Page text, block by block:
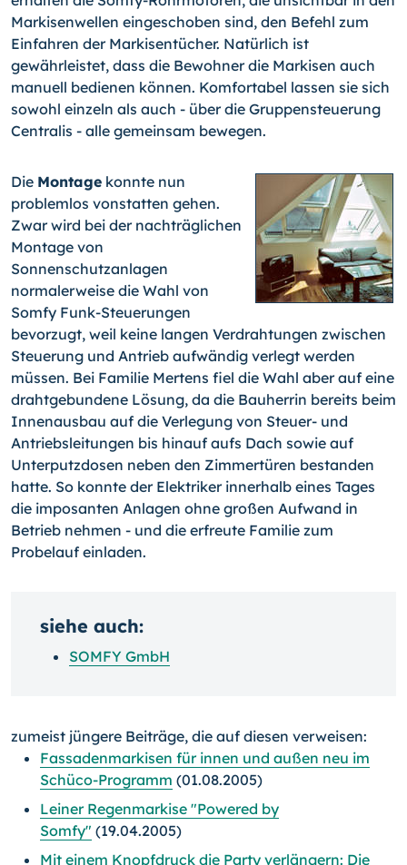
Markisenwellen eingeschoben sind, den Befehl zum
Einfahren der Markisentücher. Natürlich ist
gewährleistet, dass die Bewohner die Markisen auch
manuell bedienen können. Komfortabel lassen sie sich
sowohl einzeln als auch - über die Gruppensteuerung
Centralis - alle gemeinsam bewegen.
Die Montage konnte nun
problemlos vonstatten gehen.
Zwar wird bei der nachträglichen
Montage von
Sonnenschutzanlagen
normalerweise die Wahl von
Somfy Funk-Steuerungen
bevorzugt, weil keine langen Verdrahtungen zwischen
Steuerung und Antrieb aufwändig verlegt werden
müssen. Bei Familie Mertens fiel die Wahl aber auf eine
drahtgebundene Lösung, da die Bauherrin bereits beim
Innenausbau auf die Verlegung von Steuer- und
Antriebsleitungen bis hinauf aufs Dach sowie auf
Unterputzdosen neben den Zimmertüren bestanden
hatte. So konnte der Elektriker innerhalb eines Tages
die imposanten Anlagen ohne großen Aufwand in
Betrieb nehmen - und die erfreute Familie zum
Probelauf einladen.
siehe auch:
SOMFY GmbH
zumeist jüngere Beiträge, die auf diesen verweisen:
Fassadenmarkisen für innen und außen neu im
Schüco-Programm (01.08.2005)
Leiner Regenmarkise "Powered by
Somfy" (19.04.2005)
Mit einem Knopfdruck die Party verlängern: Die